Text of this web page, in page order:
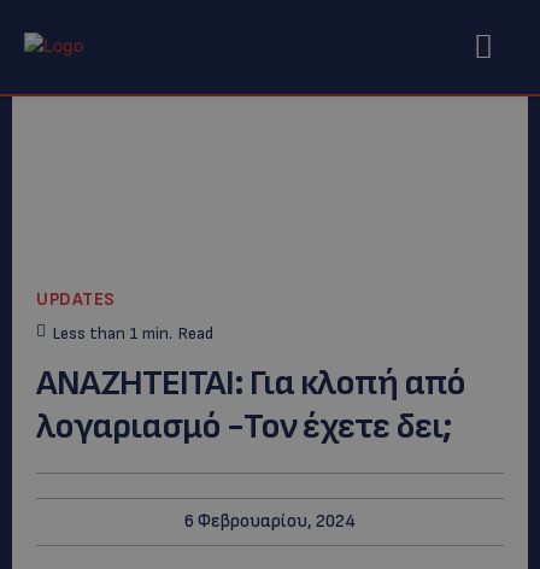
UPDATES
Less than 1 min. Read
ANAZHTEITAI: Για κλοπή από
λογαριασμό -Τον έχετε δει;
6 Φεβρουαρίου, 2024